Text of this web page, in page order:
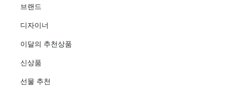
브랜드
디자이너
이달의 추천상품
신상품
선물 추천